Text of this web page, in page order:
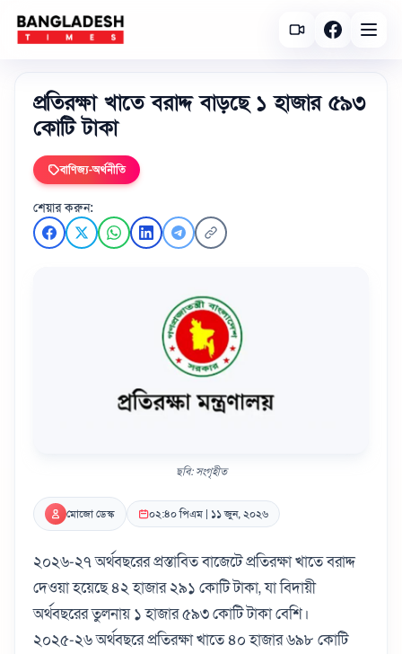
প্রতিরক্ষা খাতে বরাদ্দ বাড়ছে ১ হাজার ৫৯৩
কোটি টাকা
বাণিজ্য-অর্থনীতি
শেয়ার করুন:
ছবি: সংগৃহীত
মোজো ডেস্ক ০২:৪০ পিএম | ১১ জুন, ২০২৬
২০২৬-২৭ অর্থবছরের প্রস্তাবিত বাজেটে প্রতিরক্ষা খাতে বরাদ্দ
দেওয়া হয়েছে ৪২ হাজার ২৯১ কোটি টাকা, যা বিদায়ী
অর্থবছরের তুলনায় ১ হাজার ৫৯৩ কোটি টাকা বেশি।
২০২৫-২৬ অর্থবছরে প্রতিরক্ষা খাতে ৪০ হাজার ৬৯৮ কোটি